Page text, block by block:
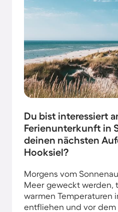
Du bist interessiert
Ferienunterkunft in
deinen nächsten
Hooksiel?
Morgens vom
Meer geweckt werden,
warmen Temperaturen
entfliehen und vor dem